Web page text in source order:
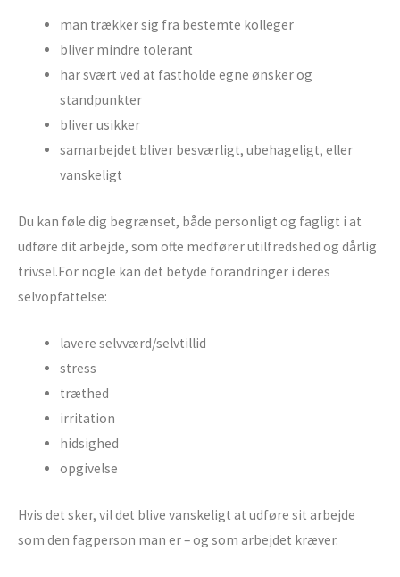
man trækker sig fra bestemte kolleger
bliver mindre tolerant
har svært ved at fastholde egne ønsker og
standpunkter
bliver usikker
samarbejdet bliver besværligt, ubehageligt, eller
vanskeligt
Du kan føle dig begrænset, både personligt og fagligt i at
udføre dit arbejde, som ofte medfører utilfredshed og dårlig
trivsel.For nogle kan det betyde forandringer i deres
selvopfattelse:
lavere selvværd/selvtillid
stress
træthed
irritation
hidsighed
opgivelse
Hvis det sker, vil det blive vanskeligt at udføre sit arbejde
som den fagperson man er – og som arbejdet kræver.